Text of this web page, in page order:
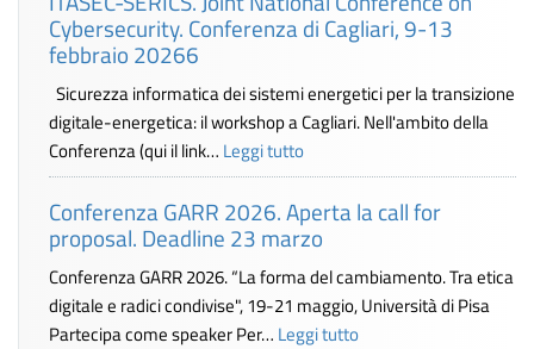
Cybersecurity. Conferenza di Cagliari, 9-13
febbraio 20266
Sicurezza informatica dei sistemi energetici per la transizione
digitale-energetica: il workshop a Cagliari. Nell'ambito della
Conferenza (qui il link… Leggi tutto
Conferenza GARR 2026. Aperta la call for
proposal. Deadline 23 marzo
Conferenza GARR 2026. “La forma del cambiamento. Tra etica
digitale e radici condivise", 19-21 maggio, Università di Pisa
Partecipa come speaker Per… Leggi tutto